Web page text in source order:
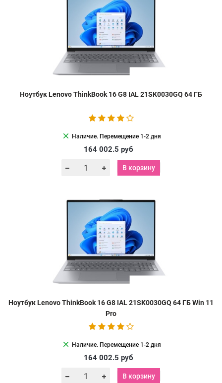
Ноутбук Lenovo ThinkBook 16 G8 IAL 21SK0030GQ 64 ГБ
clear Наличие. Перемещение 1-2 дня
164 002.5 руб
В корзину
Ноутбук Lenovo ThinkBook 16 G8 IAL 21SK0030GQ 64 ГБ Win 11
Pro
clear Наличие. Перемещение 1-2 дня
164 002.5 руб
В корзину